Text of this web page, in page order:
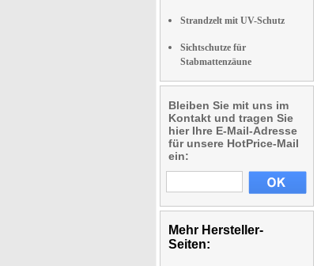
Strandzelt mit UV-Schutz
Sichtschutze für
Stabmattenzäune
Bleiben Sie mit uns im
Kontakt und tragen Sie
hier Ihre E-Mail-Adresse
für unsere HotPrice-Mail
ein:
Mehr Hersteller-
Seiten: